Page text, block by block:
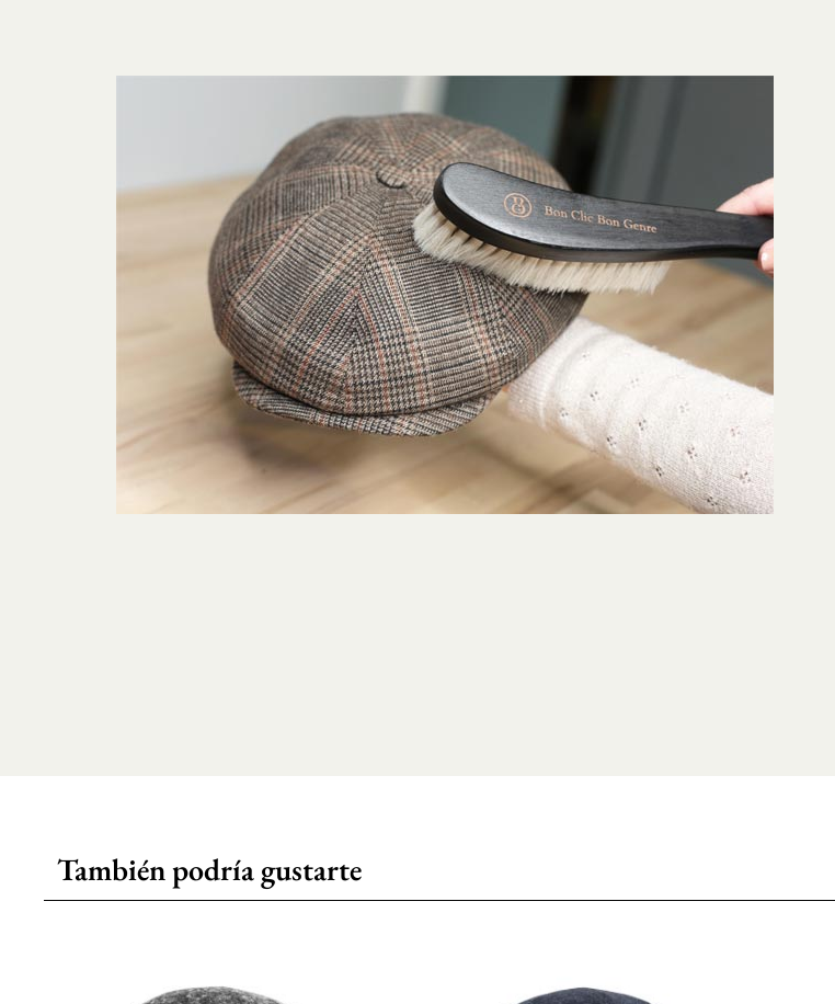
También podría gustarte